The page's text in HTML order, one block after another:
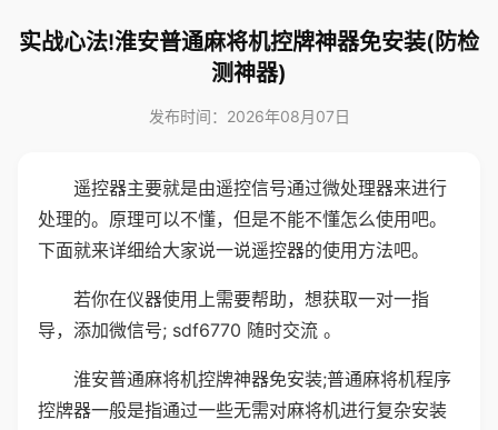
实战心法!淮安普通麻将机控牌神器免安装(防检
测神器)
发布时间：2026年08月07日
遥控器主要就是由遥控信号通过微处理器来进行
处理的。原理可以不懂，但是不能不懂怎么使用吧。
下面就来详细给大家说一说遥控器的使用方法吧。
若你在仪器使用上需要帮助，想获取一对一指
导，添加微信号; sdf6770 随时交流 。
淮安普通麻将机控牌神器免安装;普通麻将机程序
控牌器一般是指通过一些无需对麻将机进行复杂安装